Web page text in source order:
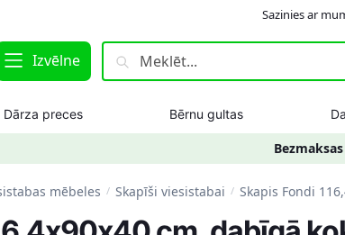
Sazinies ar
Izvēlne
Meklēt:
Dārza preces Bērnu gultas
mēbeles / Skapīši viesistabai / Skapis Fondi